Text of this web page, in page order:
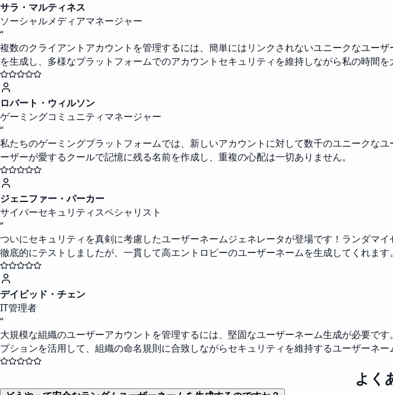
サラ・マルティネス
ソーシャルメディアマネージャー
“
複数のクライアントアカウントを管理するには、簡単にはリンクされないユニークなユー
を生成し、多様なプラットフォームでのアカウントセキュリティを維持しながら私の時間を
ロバート・ウィルソン
ゲーミングコミュニティマネージャー
“
私たちのゲーミングプラットフォームでは、新しいアカウントに対して数千のユニークな
ーザーが愛するクールで記憶に残る名前を作成し、重複の心配は一切ありません。
ジェニファー・パーカー
サイバーセキュリティスペシャリスト
“
ついにセキュリティを真剣に考慮したユーザーネームジェネレータが登場です！ランダマ
徹底的にテストしましたが、一貫して高エントロピーのユーザーネームを生成してくれます。
デイビッド・チェン
IT管理者
“
大規模な組織のユーザーアカウントを管理するには、堅固なユーザーネーム生成が必要で
プションを活用して、組織の命名規則に合致しながらセキュリティを維持するユーザーネー
よく